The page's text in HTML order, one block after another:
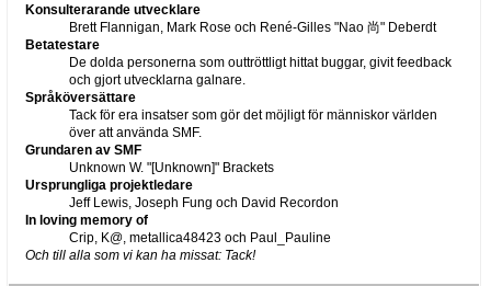
Konsulterarande utvecklare
Brett Flannigan, Mark Rose och René-Gilles "Nao 尚" Deberdt
Betatestare
De dolda personerna som outtröttligt hittat buggar, givit feedback
och gjort utvecklarna galnare.
Språköversättare
Tack för era insatser som gör det möjligt för människor världen
över att använda SMF.
Grundaren av SMF
Unknown W. "[Unknown]" Brackets
Ursprungliga projektledare
Jeff Lewis, Joseph Fung och David Recordon
In loving memory of
Crip, K@, metallica48423 och Paul_Pauline
Och till alla som vi kan ha missat: Tack!